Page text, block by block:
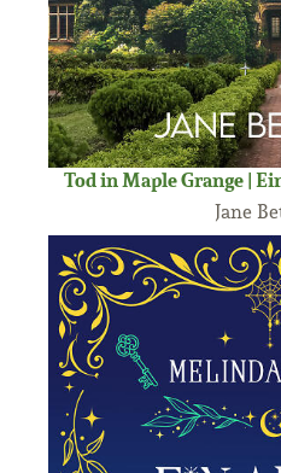
Tod in Maple Grange |
Jane